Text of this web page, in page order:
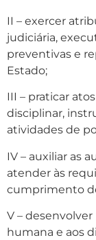
II – exercer
judiciária,
preventivas e
Estado;
III – praticar
disciplinar,
atividades de
IV – auxiliar as
atender às
cumprimento
V –
humana e aos